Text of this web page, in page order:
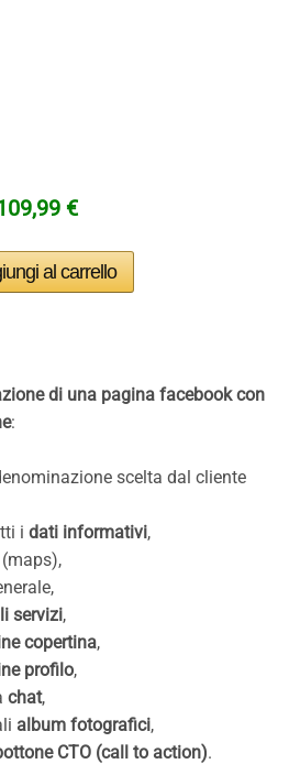
€
di una pagina facebook con
:
scelta dal cliente
i dati informativi,
servizi,
copertina,
profilo,
chat,
album fotografici,
CTO (call to action).